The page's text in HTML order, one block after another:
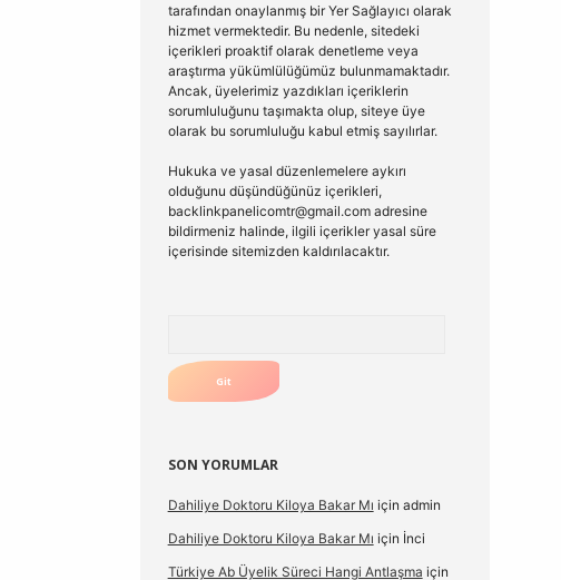
tarafından onaylanmış bir Yer Sağlayıcı olarak
hizmet vermektedir. Bu nedenle, sitedeki
içerikleri proaktif olarak denetleme veya
araştırma yükümlülüğümüz bulunmamaktadır.
Ancak, üyelerimiz yazdıkları içeriklerin
sorumluluğunu taşımakta olup, siteye üye
olarak bu sorumluluğu kabul etmiş sayılırlar.
Hukuka ve yasal düzenlemelere aykırı
olduğunu düşündüğünüz içerikleri,
backlinkpanelicomtr@gmail.comadresine
bildirmeniz halinde, ilgili içerikler yasal süre
içerisinde sitemizden kaldırılacaktır.
SON YORUMLAR
Dahiliye Doktoru Kiloya Bakar Mı için admin
Dahiliye Doktoru Kiloya Bakar Mı için İnci
Türkiye Ab Üyelik Süreci Hangi Antlaşma için